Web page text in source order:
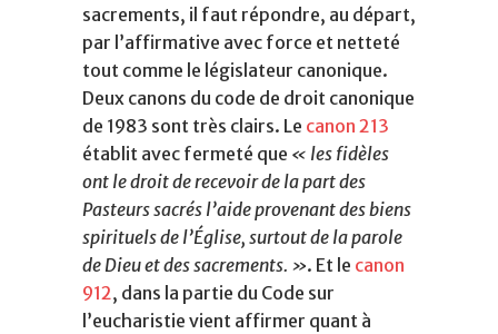
sacrements, il faut répondre, au départ,
par l’affirmative avec force et netteté
tout comme le législateur canonique.
Deux canons du code de droit canonique
de 1983 sont très clairs. Le canon 213
établit avec fermeté que « les fidèles
ont le droit de recevoir de la part des
Pasteurs sacrés l’aide provenant des biens
spirituels de l’Église, surtout de la parole
de Dieu et des sacrements. ». Et le canon
912, dans la partie du Code sur
l’eucharistie vient affirmer quant à